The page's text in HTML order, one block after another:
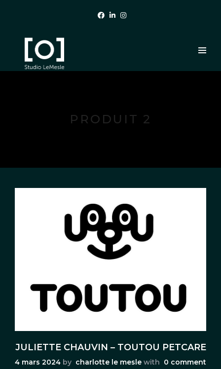
PRODUIT 2
JULIETTE CHAUVIN – TOUTOU PETCARE
4 mars 2024 by charlotte le mesle with 0 comment